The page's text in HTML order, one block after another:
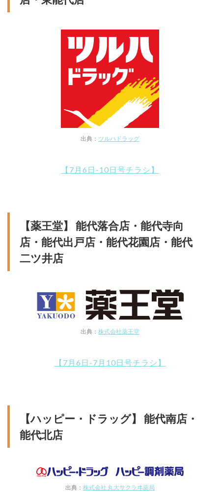
出典： ツルハドラッグ
【7月6日-10日号チラシ】
【薬王堂】 能代落合店・能代寺向
店・能代出戸店・能代花園店・能代
二ツ井店
出典： 株式会社薬王堂
【7月6日-7月10日号チラシ】
【ハッピー・ドラッグ】 能代南店・
能代北店
出典： 株式会社 丸大サクラヰ薬局